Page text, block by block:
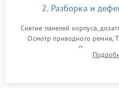
2. Разборка и
Снятие панелей корпуса,
Осмотр приводного ремня,
амортизаторов. Проверка
крестовины на износ, а